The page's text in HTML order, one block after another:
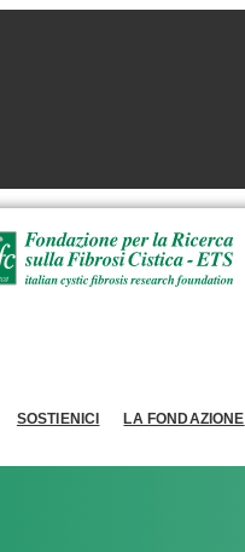
SOSTIENICI LA FONDAZIONE